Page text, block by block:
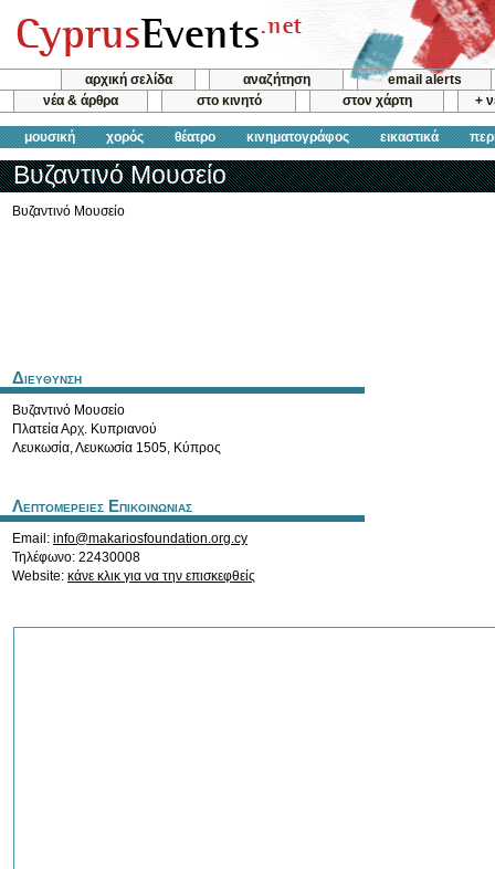
αρχική σελίδα αναζήτηση
email alerts
νέα & άρθρα
στο κινητό στον χάρτη +
μουσική χορός θέατρο κινηματογράφος εικαστικά
Βυζαντινό Μουσείο
Βυζαντινό Μουσείο
Διευθυνση
Βυζαντινό Μουσείο
Πλατεία Αρχ. Κυπριανού
Λευκωσία,Λευκωσία 1505, Κύπρος
Λεπτομερειες Επικοινωνιας
Email: info@makariosfoundation.org.cy
Τηλέφωνο: 22430008
Website: κάνε κλικ για να την επισκεφθείς